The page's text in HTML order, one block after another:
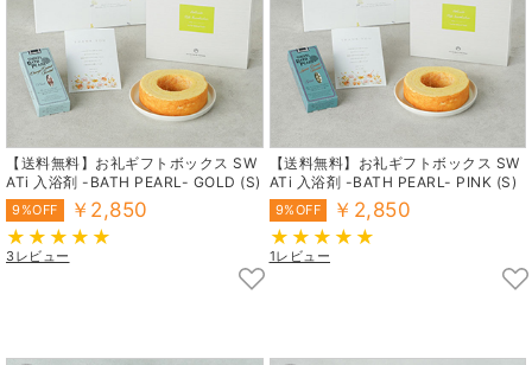
【送料無料】お礼ギフトボックス SW
ATi 入浴剤 -BATH PEARL- GOLD (S)
9%OFF ￥2,850
3レビュー
【送料無料】お礼ギフトボックス SW
ATi 入浴剤 -BATH PEARL- PINK (S)
9%OFF ￥2,850
1レビュー